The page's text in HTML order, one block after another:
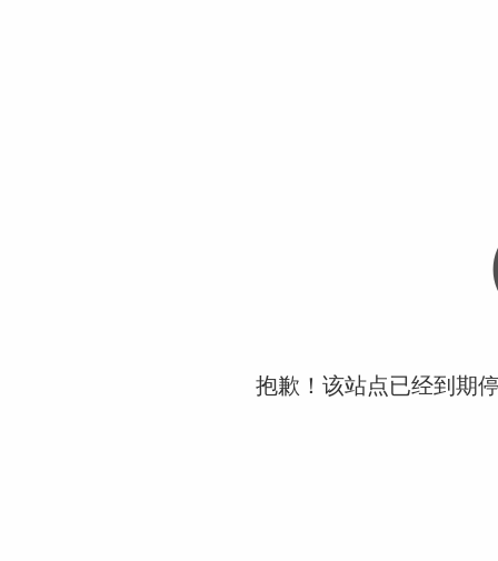
抱歉！该站点已经到期